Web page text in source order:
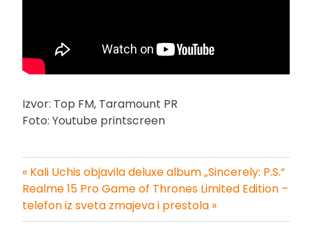
Izvor: Top FM, Taramount PR
Foto: Youtube printscreen
Kretanje
članka
« Kali Uchis objavila deluxe album „Sincerely: P.S.“
Realme 15 Pro Game of Thrones Limited Edition –
telefon iz sveta zmajeva i prestola »